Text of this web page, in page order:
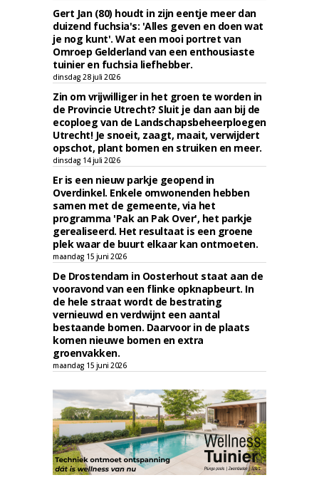
Gert Jan (80) houdt in zijn eentje meer dan
duizend fuchsia's: 'Alles geven en doen wat
je nog kunt'. Wat een mooi portret van
Omroep Gelderland van een enthousiaste
tuinier en fuchsia liefhebber.
dinsdag 28 juli 2026
Zin om vrijwilliger in het groen te worden in
de Provincie Utrecht? Sluit je dan aan bij de
ecoploeg van de Landschapsbeheerploegen
Utrecht! Je snoeit, zaagt, maait, verwijdert
opschot, plant bomen en struiken en meer.
dinsdag 14 juli 2026
Er is een nieuw parkje geopend in
Overdinkel. Enkele omwonenden hebben
samen met de gemeente, via het
programma 'Pak an Pak Over', het parkje
gerealiseerd. Het resultaat is een groene
plek waar de buurt elkaar kan ontmoeten.
maandag 15 juni 2026
De Drostendam in Oosterhout staat aan de
vooravond van een flinke opknapbeurt. In
de hele straat wordt de bestrating
vernieuwd en verdwijnt een aantal
bestaande bomen. Daarvoor in de plaats
komen nieuwe bomen en extra
groenvakken.
maandag 15 juni 2026